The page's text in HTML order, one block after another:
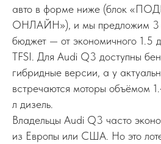
авто в форме ниже (блок
ОНЛАЙН»), и мы предложим 3
бюджет — от экономичного 1.5
TFSI. Для Audi Q3 доступны
гибридные версии, а у
встречаются моторы объёмом
л дизель.
Владельцы Audi Q3 часто
из Европы или США. Но это